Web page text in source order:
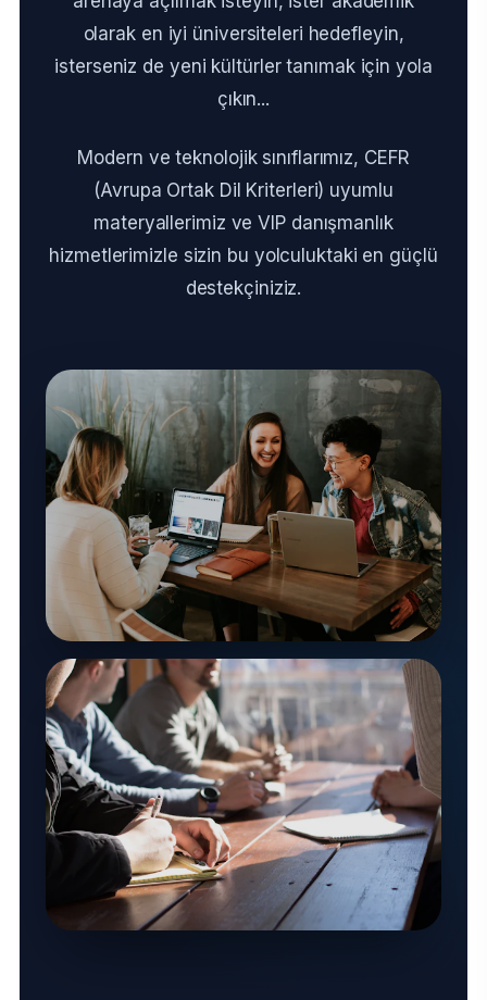
olarak en iyi üniversiteleri hedefleyin,
isterseniz de yeni kültürler tanımak için yola
çıkın...
Modern ve teknolojik sınıflarımız, CEFR
(Avrupa Ortak Dil Kriterleri) uyumlu
materyallerimiz ve VIP danışmanlık
hizmetlerimizle sizin bu yolculuktaki en güçlü
destekçiniziz.